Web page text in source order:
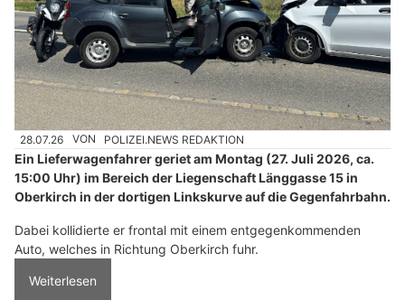
28.07.26 VON POLIZEI.NEWS REDAKTION
Ein Lieferwagenfahrer geriet am Montag (27. Juli 2026, ca.
15:00 Uhr) im Bereich der Liegenschaft Länggasse 15 in
Oberkirch in der dortigen Linkskurve auf die Gegenfahrbahn.
Dabei kollidierte er frontal mit einem entgegenkommenden
Auto, welches in Richtung Oberkirch fuhr.
Weiterlesen